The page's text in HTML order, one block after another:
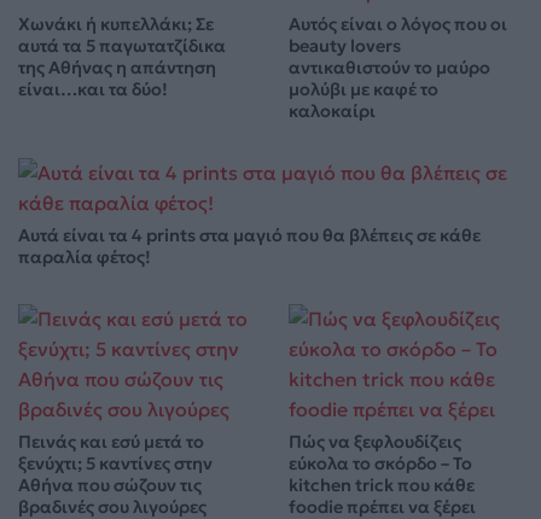
Χωνάκι ή κυπελλάκι; Σε
αυτά τα 5 παγωτατζίδικα
της Αθήνας η απάντηση
είναι…και τα δύο!
Αυτός είναι ο λόγος που οι
beauty lovers
αντικαθιστούν το μαύρο
μολύβι με καφέ το
καλοκαίρι
Αυτά είναι τα 4 prints στα μαγιό που θα βλέπεις σε κάθε
παραλία φέτος!
Πεινάς και εσύ μετά το
ξενύχτι; 5 καντίνες στην
Αθήνα που σώζουν τις
βραδινές σου λιγούρες
Πώς να ξεφλουδίζεις
εύκολα το σκόρδο – Το
kitchen trick που κάθε
foodie πρέπει να ξέρει